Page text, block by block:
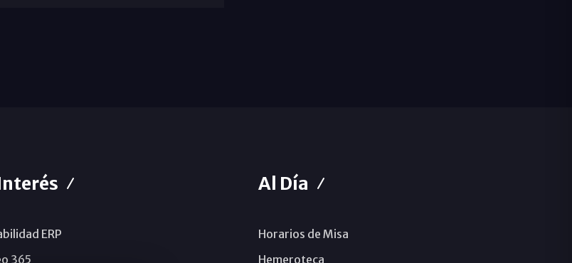
ERP
365
Al Día
Horarios de Misa
Hemeroteca